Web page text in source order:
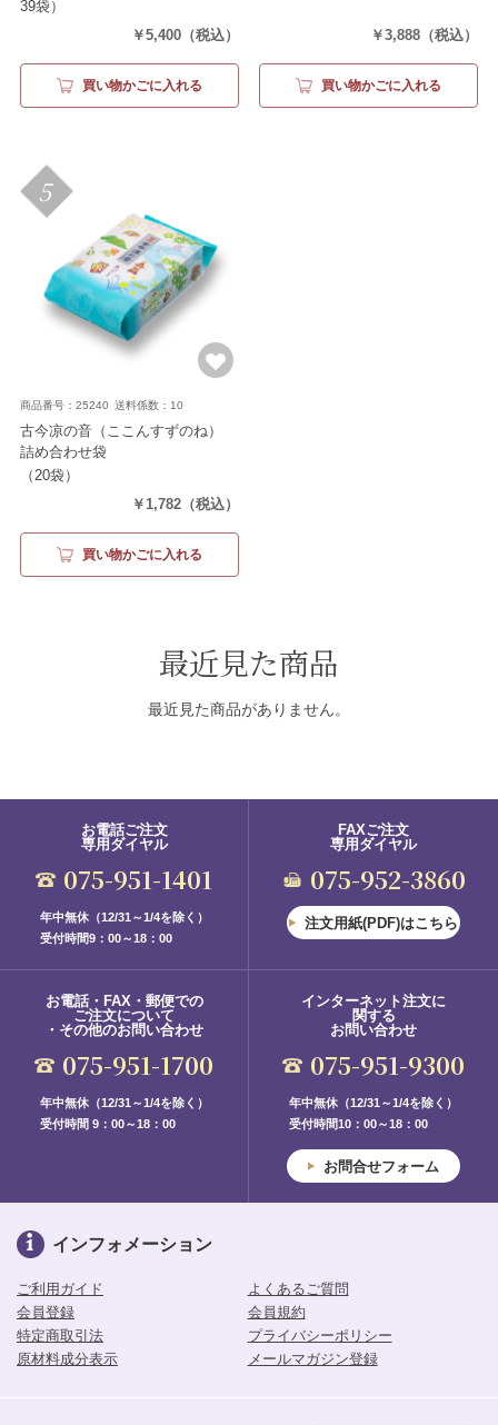
39袋）
￥5,400 （税込）
買い物かごに入れる
￥3,888 （税込）
買い物かごに入れる
5
商品番号：25240 送料係数：10
古今凉の音（ここんすずのね）
詰め合わせ袋
（20袋）
￥1,782 （税込）
買い物かごに入れる
最近見た商品
最近見た商品がありません。
お電話ご注文
専用ダイヤル
075-951-1401
年中無休（12/31～1/4を除く）
受付時間9：00～18：00
FAXご注文
専用ダイヤル
075-952-3860
注文用紙(PDF)はこちら
お電話・FAX・郵便での
ご注文について
・その他のお問い合わせ
075-951-1700
年中無休（12/31～1/4を除く）
受付時間 9：00～18：00
インターネット注文に
関する
お問い合わせ
075-951-9300
年中無休（12/31～1/4を除く）
受付時間10：00～18：00
お問合せフォーム
インフォメーション
ご利用ガイド
よくあるご質問
会員登録
会員規約
特定商取引法
プライバシーポリシー
原材料成分表示
メールマガジン登録